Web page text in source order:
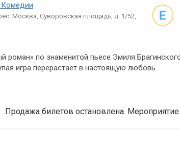
Комедии
Москва, Суворовская площадь, д. 1/52,
роман» по знаменитой пьесе Эмиля
игра перерастает в настоящую любовь.
Продажа билетов остановлена.